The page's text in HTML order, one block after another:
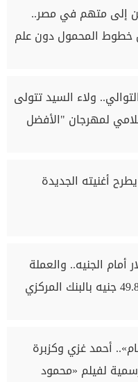
إلى متهم في مصر..
المحمول دون علم
ولاء السيد تتولى
لمهرجان "الأفضل
أغنيته الجديدة
أمام الجنيه.. والعملة
أحمد غزي وكزبرة
لفيلم «محمود